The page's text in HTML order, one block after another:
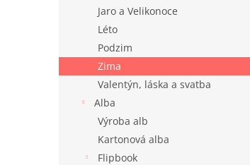
Jaro a Velikonoce
Léto
Podzim
Zima
Valentýn, láska a svatba
Alba
Výroba alb
Kartonová alba
Flipbook